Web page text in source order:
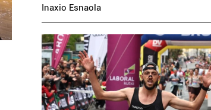
Inaxio Esnaola